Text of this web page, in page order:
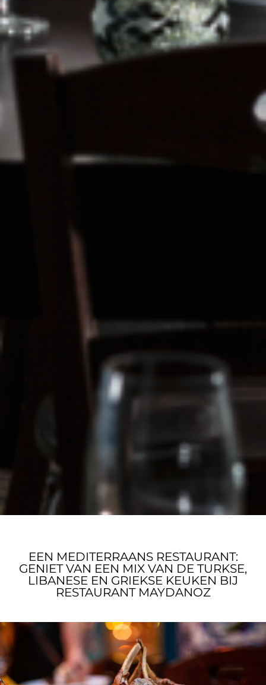
EEN MEDITERRAANS RESTAURANT:
GENIET VAN EEN MIX VAN DE TURKSE,
LIBANESE EN GRIEKSE KEUKEN BIJ
RESTAURANT MAYDANOZ